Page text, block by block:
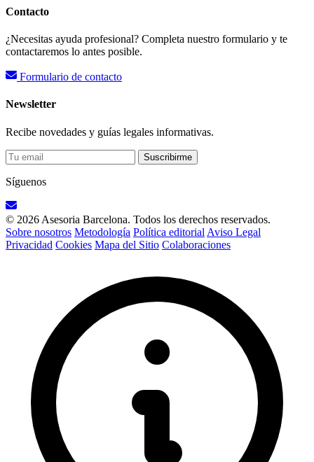
Contacto
¿Necesitas ayuda profesional? Completa nuestro formulario y te
contactaremos lo antes posible.
Formulario de contacto
Newsletter
Recibe novedades y guías legales informativas.
Suscribirme
Síguenos
© 2026 Asesoria Barcelona. Todos los derechos reservados.
Sobre nosotros Metodología Política editorial Aviso Legal
Privacidad Cookies Mapa del Sitio Colaboraciones